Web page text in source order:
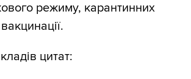
режиму, карантинних
цитат: